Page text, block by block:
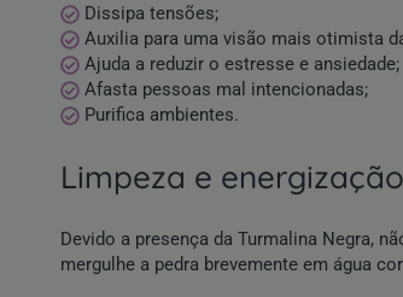
Dissipa tensões;
Auxilia para uma visão mais otimista
Ajuda a reduzir o estresse e ansiedade;
Afasta pessoas mal intencionadas;
Purifica ambientes.
limpeza e
Devido a presença da Turmalina Negra,
mergulhe a pedra brevemente em água